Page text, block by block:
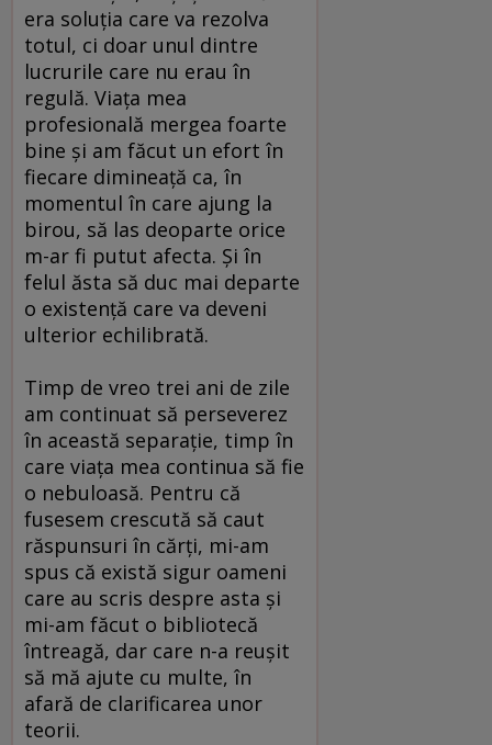
era soluţia care va rezolva
totul, ci doar unul dintre
lucrurile care nu erau în
regulă. Viaţa mea
profesională mergea foarte
bine şi am făcut un efort în
fiecare dimineaţă ca, în
momentul în care ajung la
birou, să las deoparte orice
m-ar fi putut afecta. Şi în
felul ăsta să duc mai departe
o existenţă care va deveni
ulterior echilibrată.
Timp de vreo trei ani de zile
am continuat să perseverez
în această separaţie, timp în
care viaţa mea continua să fie
o nebuloasă. Pentru că
fusesem crescută să caut
răspunsuri în cărţi, mi-am
spus că există sigur oameni
care au scris despre asta şi
mi-am făcut o bibliotecă
întreagă, dar care n-a reuşit
să mă ajute cu multe, în
afară de clarificarea unor
teorii.